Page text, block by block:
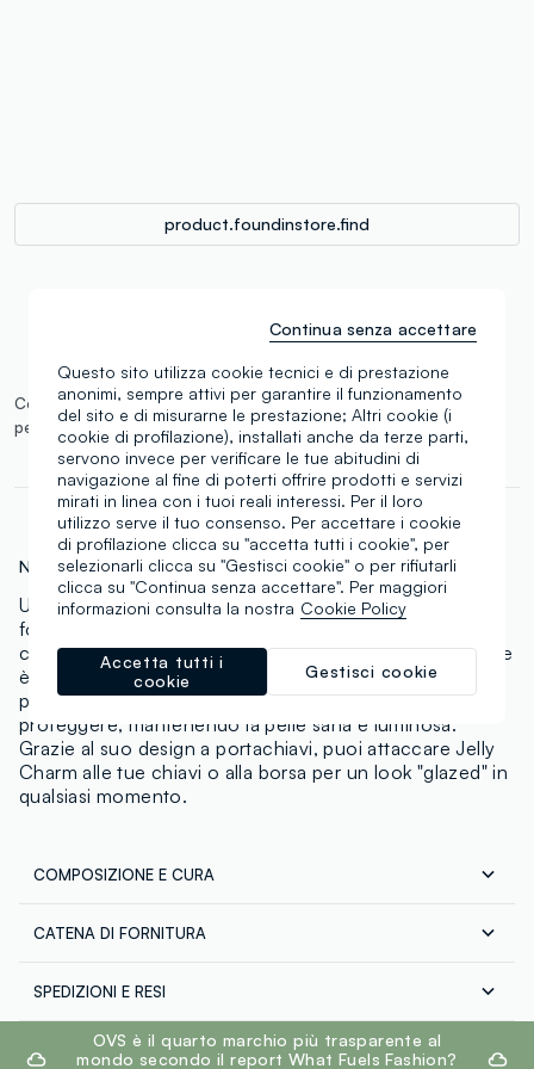
product.foundinstore.find
Consegna prevista entro il 12/08/2026 e spedizione gratuita
per ordini superiori a 60€. Maggiori informazioni
N.Art:002565608
Una tinta leggera e modulabile per labbra e guance,
formulata con ingredienti idratanti per un tocco di
colore "Jelly pop". Questa versatile tinta labbra e guance
è disponibile in sei tonalità vivaci per un effetto "Jelly
pop" di colore. La formula aiuta a idratare, illuminare e
proteggere, mantenendo la pelle sana e luminosa.
Grazie al suo design a portachiavi, puoi attaccare Jelly
Charm alle tue chiavi o alla borsa per un look "glazed" in
qualsiasi momento.
COMPOSIZIONE E CURA
Composizione:
TRIMETHYLSILOXYPHENYL DIMETHICONE, BIS-
BEHENYL/ISOSTEARYL/PHYTOSTERYL DIMER DILINOLEYL
DIMER DILINOLEATE, BIS-DIGLYCERYL
CATENA DI FORNITURA
ORIEN TRADE LLC
SPEDIZIONI E RESI
Spedizione in tutta Italia gratuita per ordini superiori a
€60. Restituisci gratuitamente i tuoi prodotti sia con il
footer.ariatitleOVS è il quarto marchio più trasparente al
mondo secondo il report What Fuels Fashion?
Questo sito utilizza cookie tecnici e di prestazione
anonimi, sempre attivi per garantire il funzionamento
del sito e di misurarne le prestazione; Altri cookie (i
cookie di profilazione), installati anche da terze parti,
servono invece per verificare le tue abitudini di
navigazione al fine di poterti offrire prodotti e servizi
mirati in linea con i tuoi reali interessi. Per il loro
utilizzo serve il tuo consenso. Per accettare i cookie
di profilazione clicca su "accetta tutti i cookie", per
selezionarli clicca su "Gestisci cookie" o per rifiutarli
clicca su "Continua senza accettare". Per maggiori
informazioni consulta la nostra Cookie Policy
Gestisci cookie
Accetta tutti i
cookie
Continua senza accettare